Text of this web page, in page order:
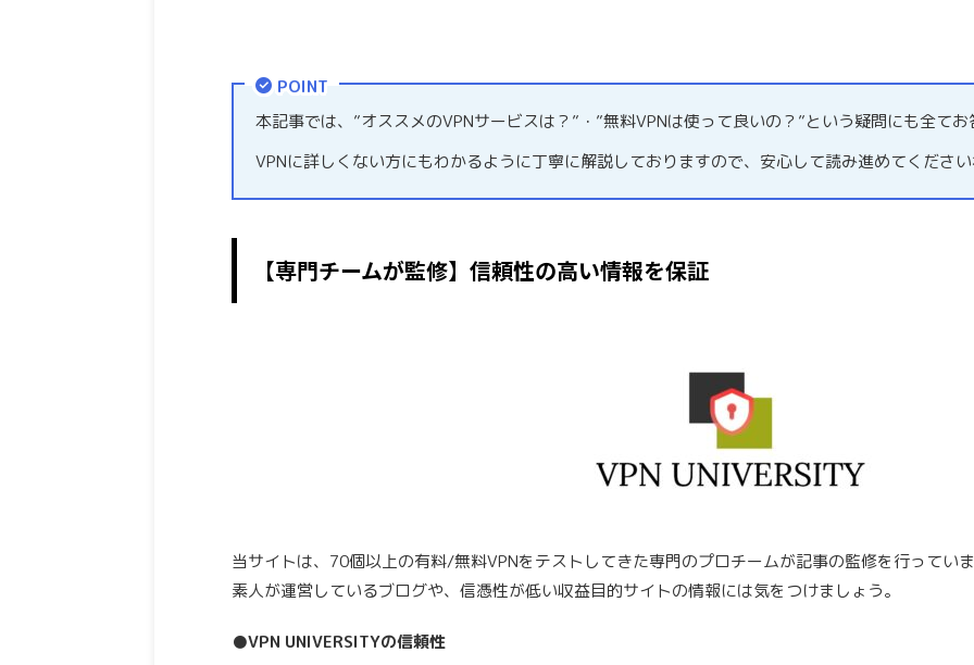
POINT
本記事では、”オススメのVPNサービスは？”・”無料VPNは使って良いの？”という疑問にも全て
VPNに詳しくない方にもわかるように丁寧に解説しておりますので、安心して読み進めてくださ
【専門チームが監修】信頼性の高い情報を保証
当サイトは、70個以上の有料/無料VPNをテストしてきた専門のプロチームが記事の監修を行ってい
素人が運営しているブログや、信憑性が低い収益目的サイトの情報には気をつけましょう。
●VPN UNIVERSITYの信頼性